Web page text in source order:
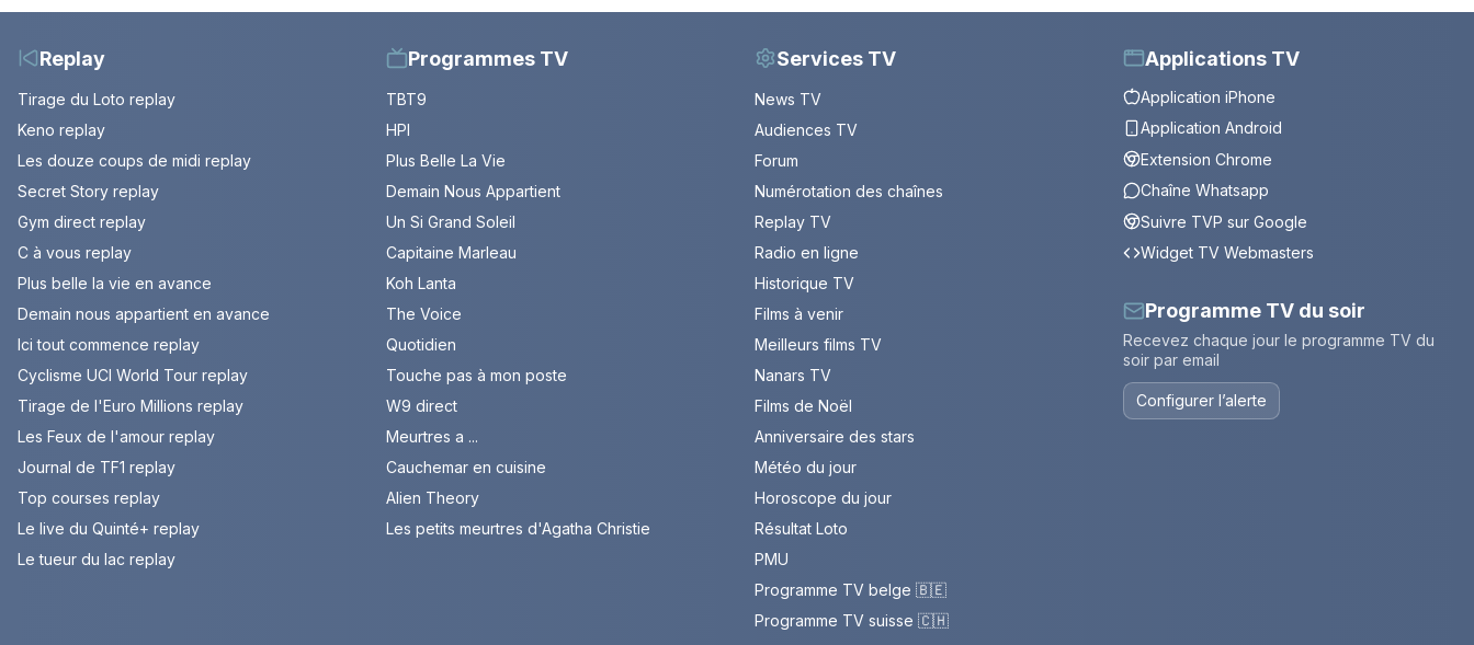
Replay
Tirage du Loto replay
Keno replay
Les douze coups de midi replay
Secret Story replay
Gym direct replay
C à vous replay
Plus belle la vie en avance
Demain nous appartient en avance
Ici tout commence replay
Cyclisme UCI World Tour replay
Tirage de l'Euro Millions replay
Les Feux de l'amour replay
Journal de TF1 replay
Top courses replay
Le live du Quinté+ replay
Le tueur du lac replay
Programmes TV
TBT9
HPI
Plus Belle La Vie
Demain Nous Appartient
Un Si Grand Soleil
Capitaine Marleau
Koh Lanta
The Voice
Quotidien
Touche pas à mon poste
W9 direct
Meurtres a ...
Cauchemar en cuisine
Alien Theory
Les petits meurtres d'Agatha Christie
Services TV
News TV
Audiences TV
Forum
Numérotation des chaînes
Replay TV
Radio en ligne
Historique TV
Films à venir
Meilleurs films TV
Nanars TV
Films de Noël
Anniversaire des stars
Météo du jour
Horoscope du jour
Résultat Loto
PMU
Programme TV belge 🇧🇪
Programme TV suisse 🇨🇭
Applications TV
Application iPhone
Application Android
Extension Chrome
Chaîne Whatsapp
Suivre TVP sur Google
Widget TV Webmasters
Programme TV du soir
Recevez chaque jour le programme TV du
soir par email
Configurer l’alerte